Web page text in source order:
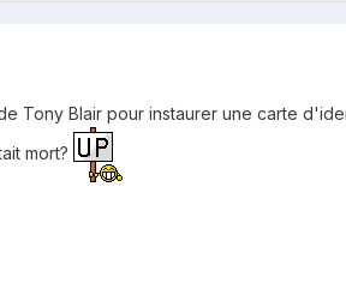
Tony Blair pour instaurer une carte
mort?